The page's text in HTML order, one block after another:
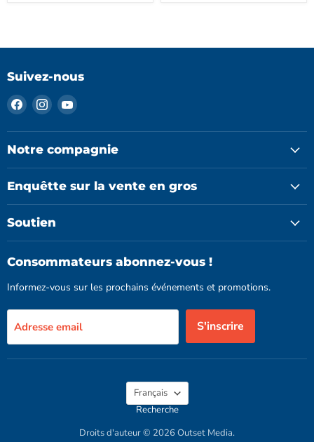
Suivez-nous
Trouvez-
nous
sur
Facebook
Trouvez-
nous
sur
Instagram
Trouvez-
sur
YouTube
Notre compagnie
Enquêtte sur la vente en gros
Soutien
Consommateurs abonnez-vous !
Informez-vous sur les prochains événements et promotions.
Adresse email S'inscrire
Langue
Français
Recherche
Droits d'auteur © 2026 Outset Media.